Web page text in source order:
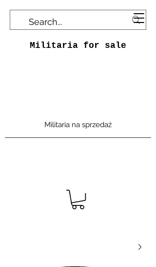
Militaria for sale
Militaria na sprzedaż